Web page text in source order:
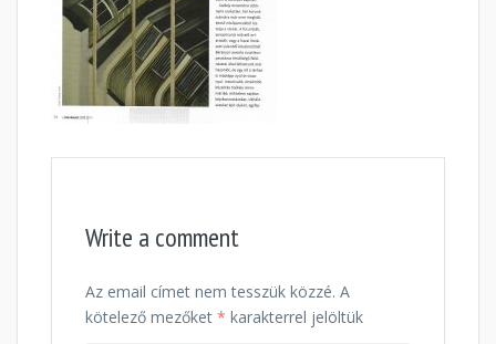
Write a comment
Az email címet nem tesszük közzé. A
kötelező mezőket * karakterrel jelöltük